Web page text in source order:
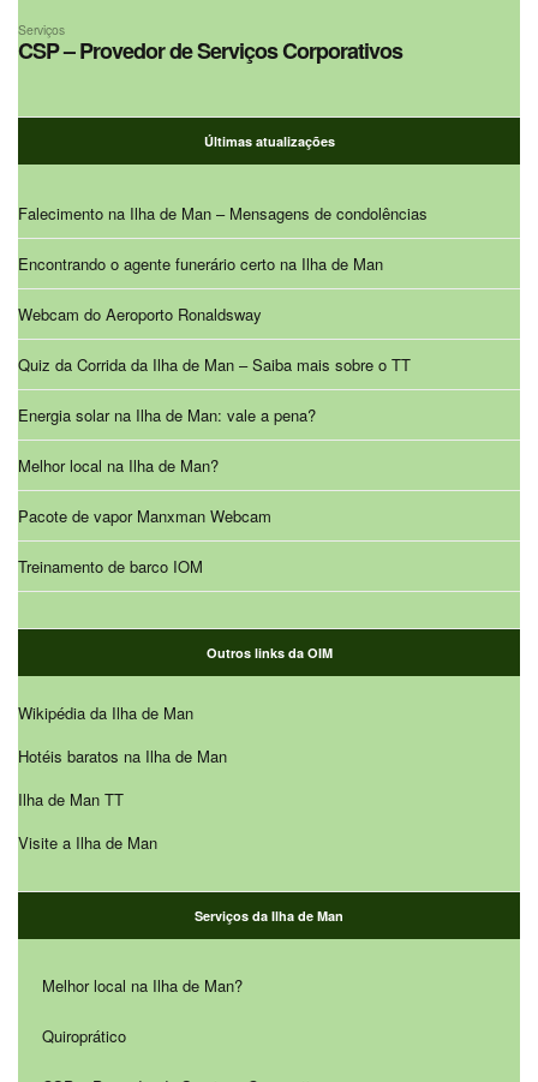
Serviços
CSP – Provedor de Serviços Corporativos
Últimas atualizações
Falecimento na Ilha de Man – Mensagens de condolências
Encontrando o agente funerário certo na Ilha de Man
Webcam do Aeroporto Ronaldsway
Quiz da Corrida da Ilha de Man – Saiba mais sobre o TT
Energia solar na Ilha de Man: vale a pena?
Melhor local na Ilha de Man?
Pacote de vapor Manxman Webcam
Treinamento de barco IOM
Outros links da OIM
Wikipédia da Ilha de Man
Hotéis baratos na Ilha de Man
Ilha de Man TT
Visite a Ilha de Man
Serviços da Ilha de Man
Melhor local na Ilha de Man?
Quiroprático